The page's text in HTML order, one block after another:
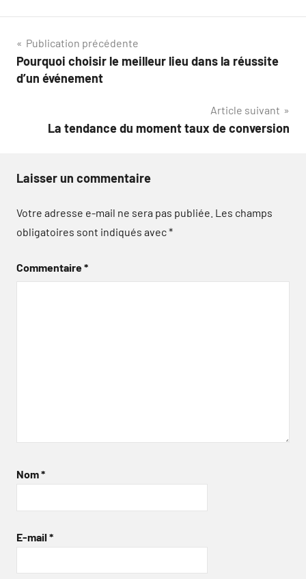
Navigation
de
Publication précédente
Pourquoi choisir le meilleur lieu dans la réussite
d’un événement
Article suivant
La tendance du moment taux de conversion
Laisser un commentaire
Votre adresse e-mail ne sera pas publiée. Les champs
obligatoires sont indiqués avec*
Commentaire*
Nom*
E-mail *